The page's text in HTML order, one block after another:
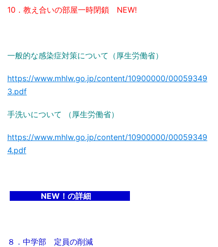
10．教え合いの部屋一時閉鎖 NEW!
一般的な感染症対策について（厚生労働省）
https://www.mhlw.go.jp/content/10900000/00059349
3.pdf
手洗いについて （厚生労働省）
https://www.mhlw.go.jp/content/10900000/00059349
4.pdf
NEW！の詳細
８．中学部 定員の削減